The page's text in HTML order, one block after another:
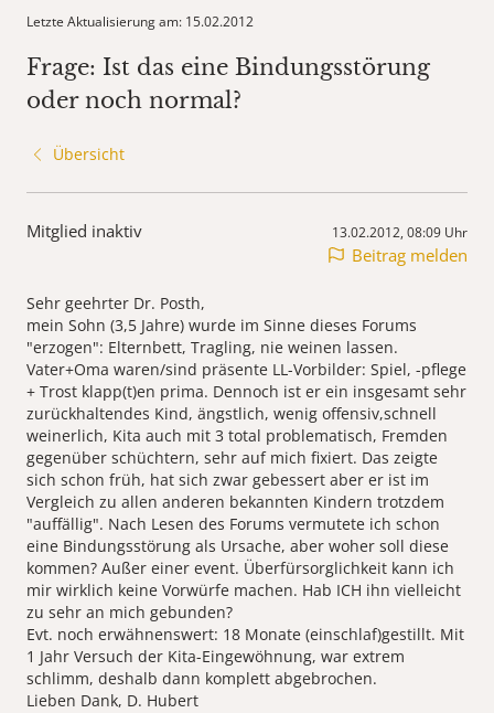
Letzte Aktualisierung am: 15.02.2012
Frage: Ist das eine Bindungsstörung
oder noch normal?
Übersicht
Mitglied inaktiv 13.02.2012, 08:09 Uhr
Beitrag melden
Sehr geehrter Dr. Posth,
mein Sohn (3,5 Jahre) wurde im Sinne dieses Forums
"erzogen": Elternbett, Tragling, nie weinen lassen.
Vater+Oma waren/sind präsente LL-Vorbilder: Spiel, -pflege
+ Trost klapp(t)en prima. Dennoch ist er ein insgesamt sehr
zurückhaltendes Kind, ängstlich, wenig offensiv,schnell
weinerlich, Kita auch mit 3 total problematisch, Fremden
gegenüber schüchtern, sehr auf mich fixiert. Das zeigte
sich schon früh, hat sich zwar gebessert aber er ist im
Vergleich zu allen anderen bekannten Kindern trotzdem
"auffällig". Nach Lesen des Forums vermutete ich schon
eine Bindungsstörung als Ursache, aber woher soll diese
kommen? Außer einer event. Überfürsorglichkeit kann ich
mir wirklich keine Vorwürfe machen. Hab ICH ihn vielleicht
zu sehr an mich gebunden?
Evt. noch erwähnenswert: 18 Monate (einschlaf)gestillt. Mit
1 Jahr Versuch der Kita-Eingewöhnung, war extrem
schlimm, deshalb dann komplett abgebrochen.
Lieben Dank, D. Hubert